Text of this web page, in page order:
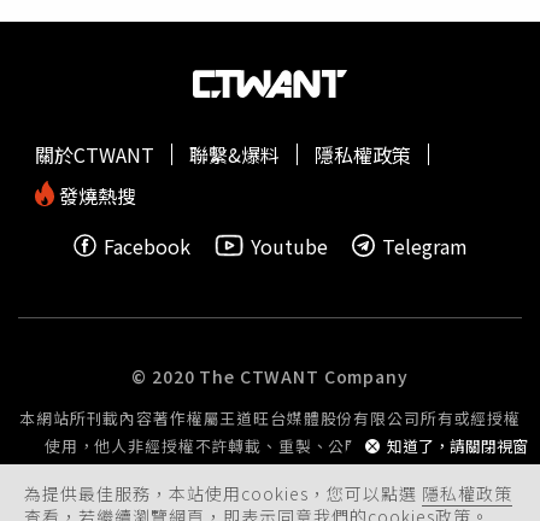
根抓住的軟土，會被瘋狂吸乾土裡的所有養分，一點都不放
他，余苑綺的命格被他徹底壓制，加上陳鑒又「刑剋」她，
這才導致余苑綺為了生下跟陳鑒的小孩，延誤治療癌症復發
時認識，交往2個多月便先有後婚，2019年余苑綺大腸癌復
發轉移，陳鑒不離不棄曾傳為美談，但隨著陳鑒涉入詐騙集
余苑綺抗癌身體疼痛難忍時，陳鑒卻只顧著打電動，且還常
陳鑒最主要貪圖余家的名聲和地位，他想利用娶余苑綺晉升
名人階層。現在隨著余苑綺過世，陳鑒不認為余家還能當自
己的靠山。有網友好奇兩人是否前世欠債，今生才會糾纏在
一起？ 沈嶸表示，兩人並「沒有前世」，是此生隨機遇到，
沈嶸 調閱2017年時余苑綺的腦波，發現余苑綺當時因為罹
癌，一直渴望趕快實現與人共組家庭、生下小孩的人生拼
為提供最佳服務，本站使用cookies，您可以點選 隱私權政策
查看，若繼續瀏覽網頁，即表示同意我們的cookies政策。
知道了，請關閉視窗
關於CTWANT 聯繫&爆料
隱私權政策
發燒熱搜
Facebook
Youtube Telegram
© 2020 The CTWANT Company
本網站所刊載內容著作權屬王道旺台媒體股份有限公司所有或經授權
使用，他人非經授權不許轉載、重製、公開播送或公開傳輸。